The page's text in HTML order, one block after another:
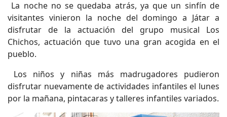
La noche no se quedaba atrás, ya que un sinfín de
visitantes vinieron la noche del domingo a Játar a
disfrutar de la actuación del grupo musical Los
Chichos, actuación que tuvo una gran acogida en el
pueblo.
Los niños y niñas más madrugadores pudieron
disfrutar nuevamente de actividades infantiles el lunes
por la mañana, pintacaras y talleres infantiles variados.